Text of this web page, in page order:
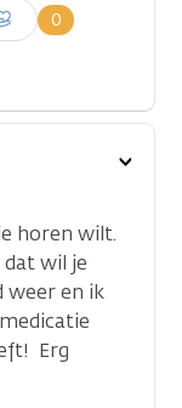
0
horen wilt.
dat wil je
weer en ik
Erg
Toon